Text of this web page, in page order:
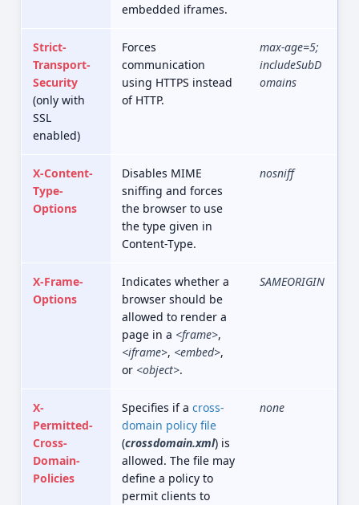
embedded iframes.
Strict-
Transport-
Security
(only with
SSL
enabled)
Forces
communication
using HTTPS instead
of HTTP.
max-age=5;
includeSubD
omains
X-Content-
Type-
Options
Disables MIME
sniffing and forces
the browser to use
the type given in
Content-Type.
nosniff
X-Frame-
Options
Indicates whether a
browser should be
allowed to render a
page in a <frame>,
<iframe>, <embed>,
or <object>.
SAMEORIGIN
X-
Permitted-
Cross-
Domain-
Policies
Specifies if a cross-
domain policy file
(crossdomain.xml) is
allowed. The file may
define a policy to
permit clients to
none